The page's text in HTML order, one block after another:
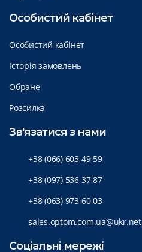
Особистий кабінет
Особистий кабінет
Історія замовлень
Обране
Розсилка
Зв'язатися з нами
+38 (066) 603 49 59
+38 (097) 536 37 87
+38 (063) 973 60 03
sales.optom.com.ua@ukr.net
Соціальні мережі